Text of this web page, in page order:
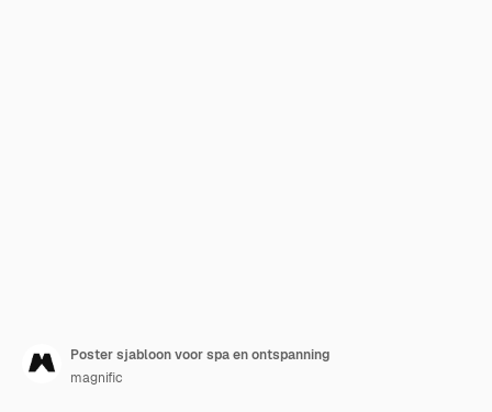
Poster sjabloon voor spa en ontspanning
magnific